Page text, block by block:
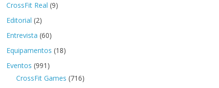
CrossFit Real (9)
Editorial (2)
Entrevista (60)
Equipamentos (18)
Eventos (991)
CrossFit Games (716)